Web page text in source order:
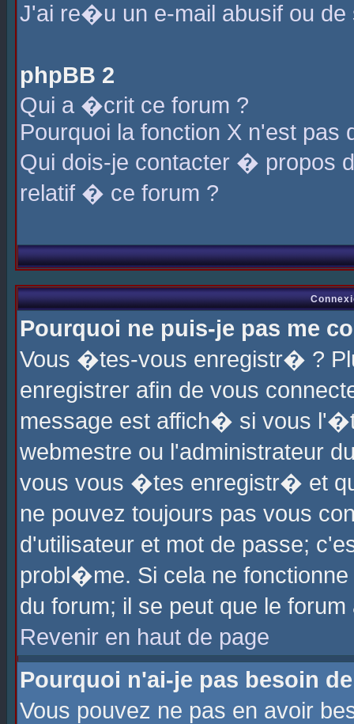
J'ai re�u un e-mail abusif ou de
phpBB 2
Qui a �crit ce forum ?
Pourquoi la fonction X n'est pas
Qui dois-je contacter � propos
relatif � ce forum ?
Pourquoi ne puis-je pas me
Vous �tes-vous enregistr� ?
enregistrer afin de vous
message est affich� si vous
webmestre ou l'administrateur
vous vous �tes enregistr� et
ne pouvez toujours pas vous
d'utilisateur et mot de passe;
probl�me. Si cela ne
du forum; il se peut que le
Revenir en haut de page
Pourquoi n'ai-je pas besoin
Vous pouvez ne pas en avoir